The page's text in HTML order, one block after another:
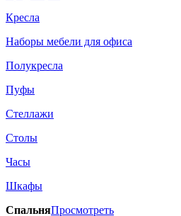
Кресла
Наборы мебели для офиса
Полукресла
Пуфы
Стеллажи
Столы
Часы
Шкафы
СпальняПросмотреть